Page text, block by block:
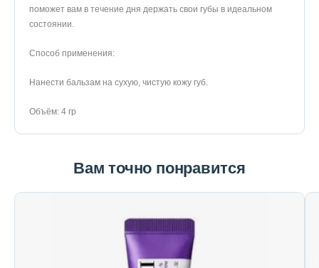
поможет вам в течение дня держать свои губы в идеальном
состоянии.
Способ применения:
Нанести бальзам на сухую, чистую кожу губ.
Объём: 4 гр
Вам точно понравится